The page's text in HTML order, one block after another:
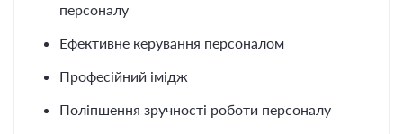
персоналу
Ефективне керування персоналом
Професійний імідж
Поліпшення зручності роботи персоналу